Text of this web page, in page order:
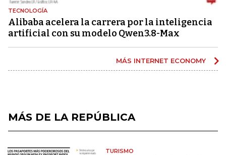
TECNOLOGÍA
Alibaba acelera la carrera por la inteligencia
artificial con su modelo Qwen3.8-Max
MÁS INTERNET ECONOMY
MÁS DE LA REPÚBLICA
TURISMO